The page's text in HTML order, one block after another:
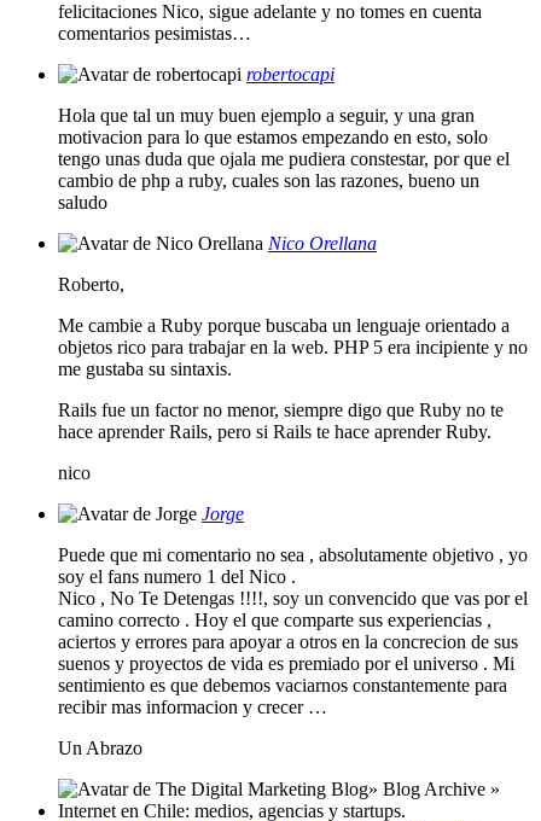
felicitaciones Nico, sigue adelante y no tomes en cuenta
comentarios pesimistas…
robertocapi
Hola que tal un muy buen ejemplo a seguir, y una gran
motivacion para lo que estamos empezando en esto, solo
tengo unas duda que ojala me pudiera constestar, por que el
cambio de php a ruby, cuales son las razones, bueno un
saludo
Nico Orellana
Roberto,
Me cambie a Ruby porque buscaba un lenguaje orientado a
objetos rico para trabajar en la web. PHP 5 era incipiente y no
me gustaba su sintaxis.
Rails fue un factor no menor, siempre digo que Ruby no te
hace aprender Rails, pero si Rails te hace aprender Ruby.
nico
Jorge
Puede que mi comentario no sea , absolutamente objetivo , yo
soy el fans numero 1 del Nico .
Nico , No Te Detengas !!!!, soy un convencido que vas por el
camino correcto . Hoy el que comparte sus experiencias ,
aciertos y errores para apoyar a otros en la concrecion de sus
suenos y proyectos de vida es premiado por el universo . Mi
sentimiento es que debemos vaciarnos constantemente para
recibir mas informacion y crecer …
Un Abrazo